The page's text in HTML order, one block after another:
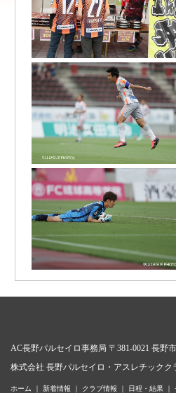
AC長野パルセイロ事務局 〒381-0021 長野
株式会社 長野パルセイロ・アスレチックク
ホーム ｜ 新着情報 ｜ クラブ情報 ｜ 日程・結果 ｜